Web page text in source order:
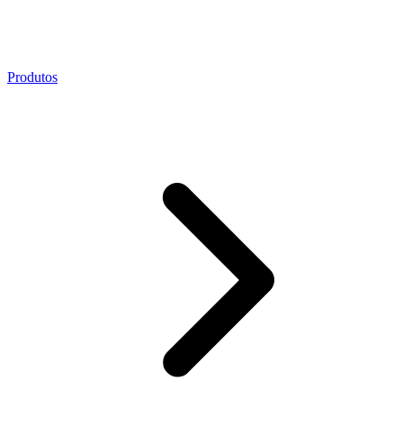
Produtos